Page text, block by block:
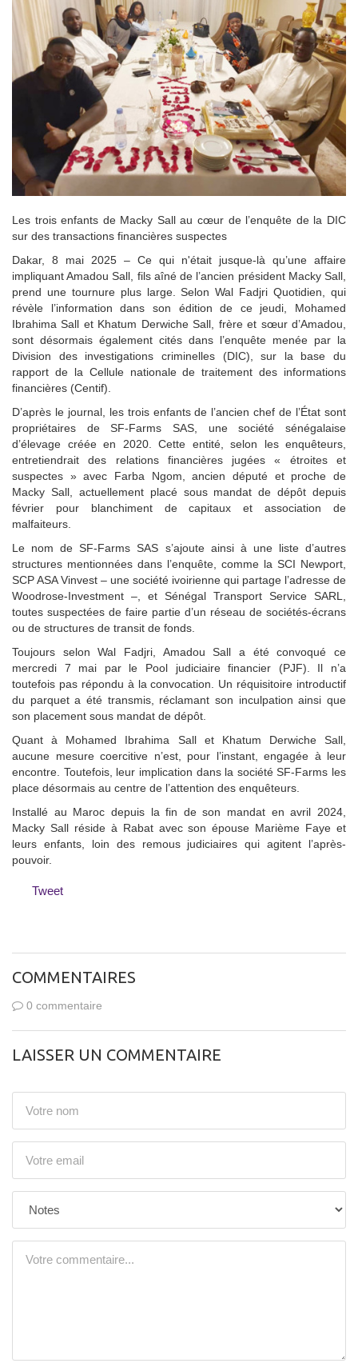
Les trois enfants de Macky Sall au cœur de l’enquête de la DIC
sur des transactions financières suspectes
Dakar, 8 mai 2025 – Ce qui n'était jusque-là qu’une affaire
impliquant Amadou Sall, fils aîné de l’ancien président Macky Sall,
prend une tournure plus large. Selon Wal Fadjri Quotidien, qui
révèle l’information dans son édition de ce jeudi, Mohamed
Ibrahima Sall et Khatum Derwiche Sall, frère et sœur d’Amadou,
sont désormais également cités dans l’enquête menée par la
Division des investigations criminelles (DIC), sur la base du
rapport de la Cellule nationale de traitement des informations
financières (Centif).
D’après le journal, les trois enfants de l’ancien chef de l’État sont
propriétaires de SF-Farms SAS, une société sénégalaise
d’élevage créée en 2020. Cette entité, selon les enquêteurs,
entretiendrait des relations financières jugées « étroites et
suspectes » avec Farba Ngom, ancien député et proche de
Macky Sall, actuellement placé sous mandat de dépôt depuis
février pour blanchiment de capitaux et association de
malfaiteurs.
Le nom de SF-Farms SAS s’ajoute ainsi à une liste d’autres
structures mentionnées dans l’enquête, comme la SCI Newport,
SCP ASA Vinvest – une société ivoirienne qui partage l’adresse de
Woodrose-Investment –, et Sénégal Transport Service SARL,
toutes suspectées de faire partie d’un réseau de sociétés-écrans
ou de structures de transit de fonds.
Toujours selon Wal Fadjri, Amadou Sall a été convoqué ce
mercredi 7 mai par le Pool judiciaire financier (PJF). Il n’a
toutefois pas répondu à la convocation. Un réquisitoire introductif
du parquet a été transmis, réclamant son inculpation ainsi que
son placement sous mandat de dépôt.
Quant à Mohamed Ibrahima Sall et Khatum Derwiche Sall,
aucune mesure coercitive n’est, pour l’instant, engagée à leur
encontre. Toutefois, leur implication dans la société SF-Farms les
place désormais au centre de l’attention des enquêteurs.
Installé au Maroc depuis la fin de son mandat en avril 2024,
Macky Sall réside à Rabat avec son épouse Marième Faye et
leurs enfants, loin des remous judiciaires qui agitent l’après-
pouvoir.
Tweet
COMMENTAIRES
0 commentaire
LAISSER UN COMMENTAIRE